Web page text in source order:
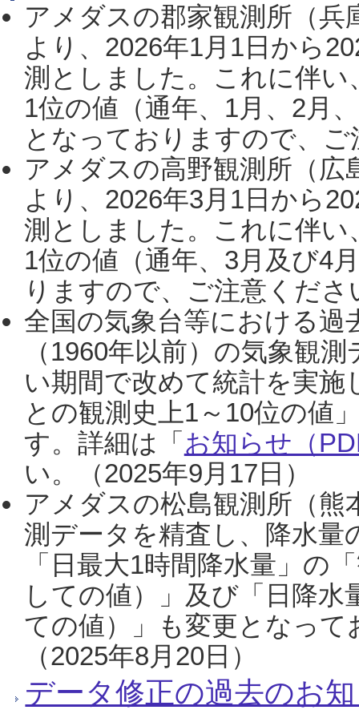
アメダスの郡家観測所（
より、2026年1月1日から
測としました。これに伴い
1位の値（通年、1月、2月
となっておりますので、
アメダスの高野観測所（
より、2026年3月1日から
測としました。これに伴い
1位の値（通年、3月及び4
りますので、ご注意くだ
全国の気象台等における過
（1960年以前）の気象観
い期間で改めて統計を実
との観測史上1～10位の値
す。詳細は「 お知らせ（
い。（2025年9月17日）
アメダスの松島観測所（熊
測データを精査し、降水
「日最大1時間降水量」の
しての値）」及び「日降
ての値）」も変更となっ
（2025年8月20日）
データ修正の過去のお